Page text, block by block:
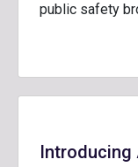
public safety
Introducing